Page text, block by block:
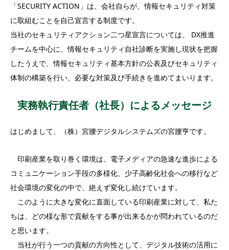
「SECURITY ACTION」は、会社自らが、情報セキュリティ対策
に取組むことを自己宣言する制度です。
当社のセキュリティアクション二つ星宣言については、 DX推進
チームを中心に、情報セキュリティ自社診断を実施し現状を把握
したうえで、情報セキュリティ基本方針の公表及びセキュリティ
体制の構築を行い、必要な対策及び手続きを進めてまいります。
実務執行責任者（社長）によるメッセージ
はじめまして、（株）宮腰デジタルシステムズの宮腰亨です。
印刷産業を取り巻く環境は、電子メディアの急速な進歩による
コミュニケーション手段の多様化、少子高齢化社会への移行など
社会環境の変化の中で、絶えず変化し続けています。
このように大きな変化に直面している印刷産業に対して、私た
ちは、どの様な形で貢献をする事が出来るかが問われているのだ
と思います。
当社が行う一つの貢献の方向性として、デジタル技術の活用に